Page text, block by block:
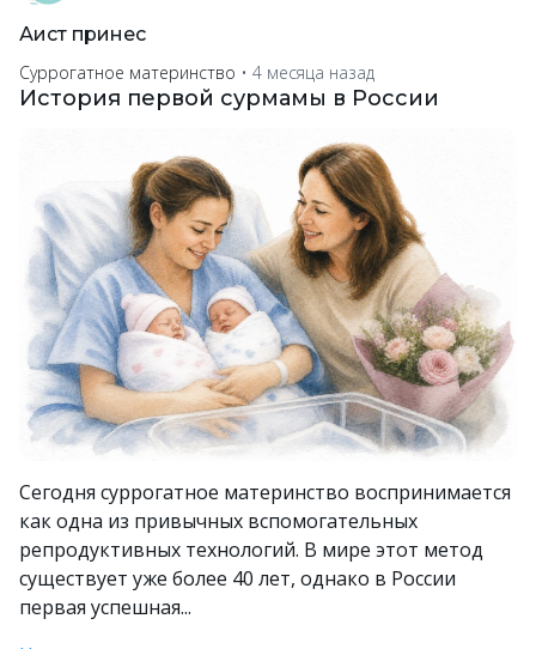
Аист принес
Суррогатное материнство • 4 месяца назад
История первой сурмамы в России
Сегодня суррогатное материнство воспринимается
как одна из привычных вспомогательных
репродуктивных технологий. В мире этот метод
существует уже более 40 лет, однако в России
первая успешная...